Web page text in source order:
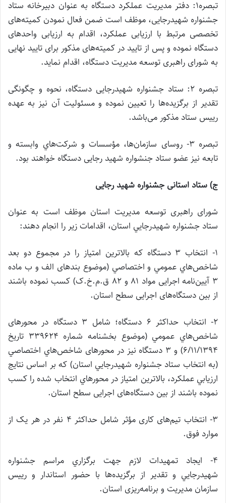
تبصره1: دفتر مدیریت عملکرد دستگاه به عنوان دبیرخانه ستاد
جشنواره شهیدرجایی، موظف است ضمن فعال نمودن کمیته‌های
تخصصی مرتبط با ارزیابی عملکرد، اقدام به ارزیابی واحدهای
دستگاه نموده و پس از تایید در کمیته‌های مذکور برای تایید نهایی
به شورای راهبری توسعه مدیریت دستگاه، اقدام نماید.
تبصره 2: ستاد جشنواره شهیدرجایی دستگاه، نحوه و چگونگی
تقدیر از برگزیده‌ها را تعیین نموده و مسئولیت آن نیز به عهده
رییس ستاد مذکور می‌باشد.
تبصره 3- روسای سازمان‌ها، مؤسسات و شركت‌هاي وابسته و
تابعه نیز عضو ستاد جنشواره شهید رجایی دستگاه خواهند بود.
ج) ستاد استانی جشنواره شهید رجایی
شورای راهبری توسعه مدیریت استان موظف است به عنوان
ستاد جشنواره شهيدرجايي استان، اقدامات زیر را انجام دهند:
1- انتخاب 3 دستگاه که بالاترین امتیاز را در مجموع دو بعد
شاخص‌هاي عمومي ‌و اختصاصي (موضوع بندهای الف و ب ماده
3 آیین‌نامه اجرایی مواد 81 و 82 ق.م.خ.ک) كسب نموده‌ باشند
از بین دستگاه‌های اجرایی سطح استان.
2- انتخاب حداكثر 6 دستگاه؛ شامل 3 دستگاه در محورهای
شاخص‌هاي عمومي (موضوع بخشنامه شماره 339624 تاريخ
6/11/1394) و 3 دستگاه نيز در محورهای شاخص‌هاي اختصاصي
(به انتخاب ستاد جشنواره شهيدرجايي استان) که بر اساس نتايج
ارزيابي عملكرد، بالاترين امتياز در محورهاي انتخاب شده را كسب
نموده ‌باشند از بين دستگاه‌های اجرایی سطح استان.
3- انتخاب تیم‌های کاری مؤثر شامل حداکثر 4 نفر در هر یک از
موارد فوق.
4- ايجاد تمهيدات لازم جهت برگزاري مراسم جشنواره
شهيدرجايي و تقدير از برگزيده‌ها با حضور استاندار و رییس
سازمان مدیریت و برنامه‌ریزی استان.